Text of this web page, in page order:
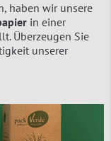
haben wir unsere
in einer
Überzeugen Sie
unserer